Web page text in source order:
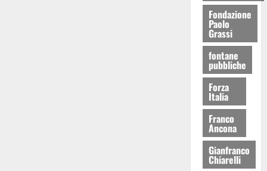
Fondazione
Paolo
Grassi
fontane
pubbliche
Forza
Italia
Franco
Ancona
Gianfranco
Chiarelli